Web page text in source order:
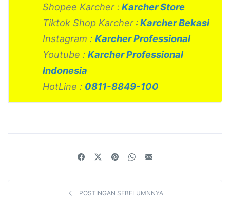
Shopee Karcher : Karcher Store
Tiktok Shop Karcher :Karcher Bekasi
Instagram : Karcher Professional
Youtube : Karcher Professional
Indonesia
HotLine : 0811-8849-100
POSTINGAN SEBELUMNNYA